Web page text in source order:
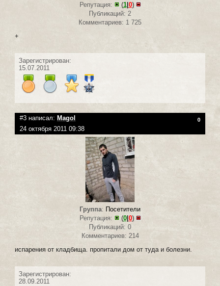
Репутация: (1| 0)
Публикаций: 2
Комментариев: 1 725
+
Зарегистрирован:
15.07.2011
#3 написал: Magol 0
24 октября 2011 09:38
Группа: Посетители
Репутация:
(0| 0)
Публикаций: 0
Комментариев: 214
испарения от кладбища. пропитали дом от туда и болезни.
Зарегистрирован:
28.09.2011